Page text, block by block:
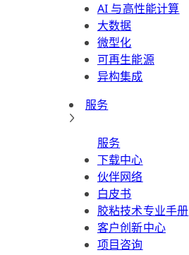
AI 与高性能计算
大数据
微型化
可再生能源
异构集成
服务
服务
下载中心
伙伴网络
白皮书
胶粘技术专业手册
客户创新中心
项目咨询